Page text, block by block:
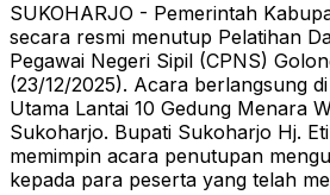
SUKOHARJO - Pemerintah
secara resmi menutup Pelatihan
Pegawai Negeri Sipil (CPNS)
(23/12/2025). Acara berlangsung
Utama Lantai 10 Gedung Menara
Sukoharjo. Bupati Sukoharjo Hj.
memimpin acara penutupan
kepada para peserta yang telah